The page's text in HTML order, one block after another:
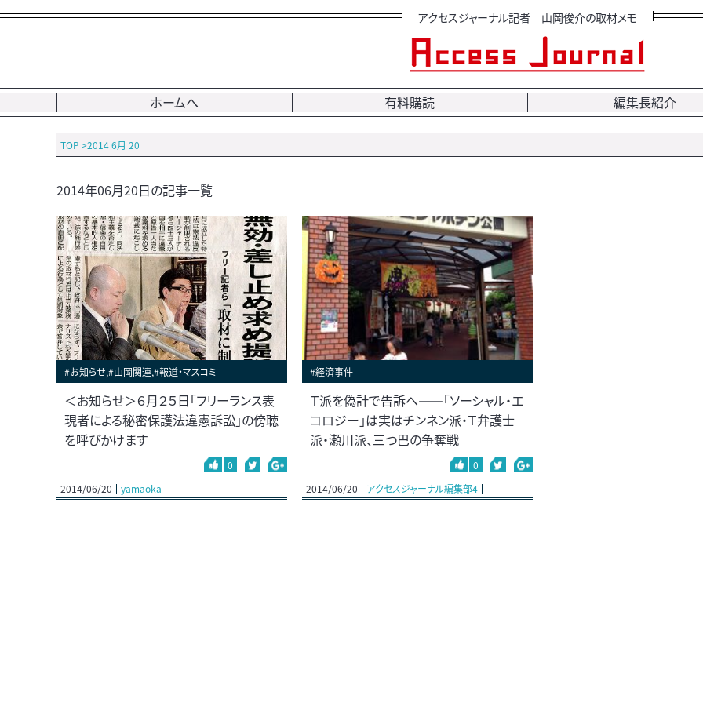
アクセスジャーナル記者 山岡俊介の取材メモ
ホームへ 有料購読 編集長紹介
TOP >2014 6月 20
2014年06月20日の記事一覧
#お知らせ,#山岡関連,#報道・マスコミ
＜お知らせ＞６月２５日「フリーランス表
現者による秘密保護法違憲訴訟」の傍聴
を呼びかけます
0
2014/06/20
yamaoka
#経済事件
Ｔ派を偽計で告訴へ――「ソーシャル・エ
コロジー」は実はチンネン派・Ｔ弁護士
派・瀬川派、三つ巴の争奪戦
0
2014/06/20
アクセスジャーナル編集部4